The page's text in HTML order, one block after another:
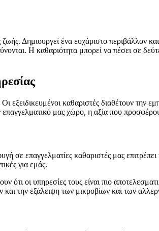
Δημιουργεί ένα ευχάριστο περιβάλλον
Η καθαριότητα μπορεί να πέσει σε
καθαριστές διαθέτουν την
επαγγελματικό μας χώρο, η αξία που
σε επαγγελματίες καθαριστές μας
για εμάς.
ότι οι υπηρεσίες τους είναι πιο
και την εξάλειψη των μικροβίων και των